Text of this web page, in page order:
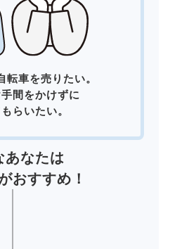
転車を売りたい。
間をかけずに
らいたい。
あなたは
おすすめ！